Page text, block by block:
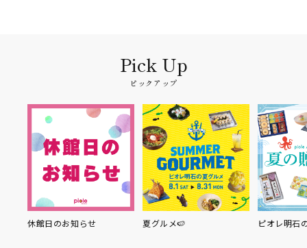
ピックアップ
休館日のお知らせ 夏グルメ🍉 ピオレ明石